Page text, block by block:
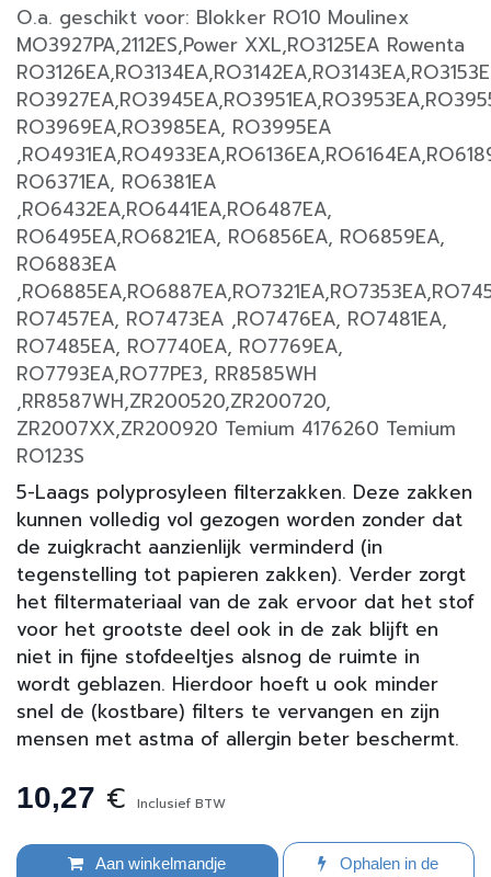
O.a. geschikt voor: Blokker RO10 Moulinex
MO3927PA,2112ES,Power XXL,RO3125EA Rowenta
RO3969EA,RO3985EA, RO3995EA
RO6371EA, RO6381EA
,RO6432EA,RO6441EA,RO6487EA,
RO6495EA,RO6821EA, RO6856EA, RO6859EA,
RO6883EA
RO7457EA, RO7473EA ,RO7476EA, RO7481EA,
RO7485EA, RO7740EA, RO7769EA,
RO7793EA,RO77PE3, RR8585WH
,RR8587WH,ZR200520,ZR200720,
ZR2007XX,ZR200920 Temium 4176260 Temium
RO123S
5-Laags polyprosyleen filterzakken. Deze zakken
kunnen volledig vol gezogen worden zonder dat
de zuigkracht aanzienlijk verminderd (in
tegenstelling tot papieren zakken). Verder zorgt
het filtermateriaal van de zak ervoor dat het stof
voor het grootste deel ook in de zak blijft en
niet in fijne stofdeeltjes alsnog de ruimte in
wordt geblazen. Hierdoor hoeft u ook minder
snel de (kostbare) filters te vervangen en zijn
mensen met astma of allergin beter beschermt.
10,27 € Inclusief BTW
Aan winkelmandje
Ophalen in de